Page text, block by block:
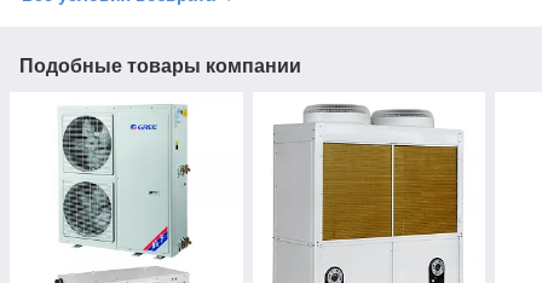
Подобные товары компании